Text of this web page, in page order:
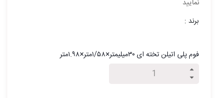
نمایید
برند :
فوم پلی اتیلن تخته ای ۳۰میلیمتر×۱/۵۸متر×۱.۹۸متر